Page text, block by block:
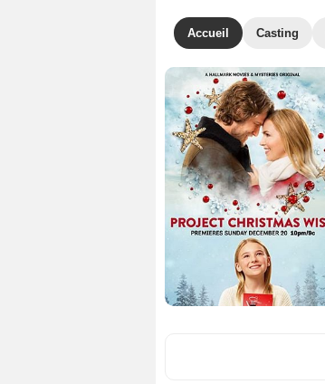
Accueil Casting